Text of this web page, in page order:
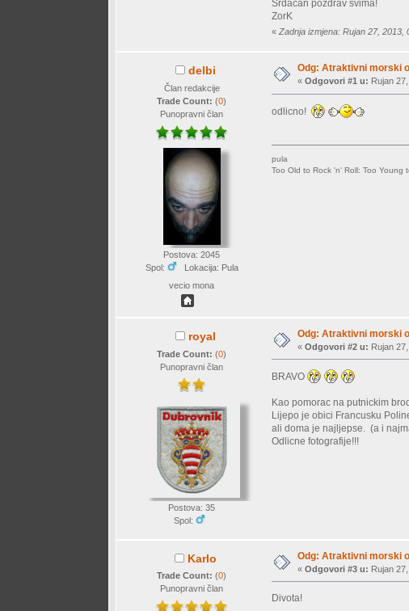
Srdačan pozdrav svima!
ZorK
«Zadnja izmjena: Rujan 27, 2013,
delbi
Član redakcije
Trade Count:(0)
Punopravni član
Postova: 2045
Spol:
Lokacija: Pula
vecio mona
Odg: Atraktivni morski
«Odgovori #1 u: Rujan
odlicno!
pula
Too Old to Rock 'n' Roll: Too Young
royal
Trade Count:(0)
Punopravni član
Postova: 35
Spol:
Odg: Atraktivni morski
«Odgovori #2 u: Rujan
BRAVO
Kao pomorac na putnickim
Lijepo je obici Francusku
ali doma je najljepse. (a i
Odlicne fotografije!!!
Karlo
Trade Count:(0)
Punopravni član
Odg: Atraktivni morski
«Odgovori #3 u: Rujan
Divota!